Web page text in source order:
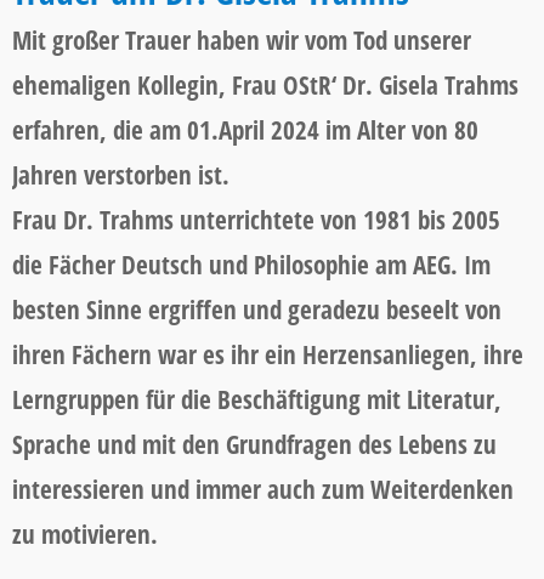
Mit großer Trauer haben wir vom Tod unserer
ehemaligen Kollegin, Frau OStR‘ Dr. Gisela Trahms
erfahren, die am 01.April 2024 im Alter von 80
Jahren verstorben ist.
Frau Dr. Trahms unterrichtete von 1981 bis 2005
die Fächer Deutsch und Philosophie am AEG. Im
besten Sinne ergriffen und geradezu beseelt von
ihren Fächern war es ihr ein Herzensanliegen, ihre
Lerngruppen für die Beschäftigung mit Literatur,
Sprache und mit den Grundfragen des Lebens zu
interessieren und immer auch zum Weiterdenken
zu motivieren.